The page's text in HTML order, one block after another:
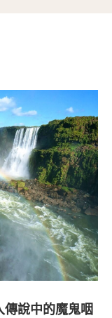
傳說中的魔鬼咽